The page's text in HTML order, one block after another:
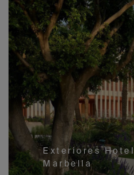
Exteriores
Marbella